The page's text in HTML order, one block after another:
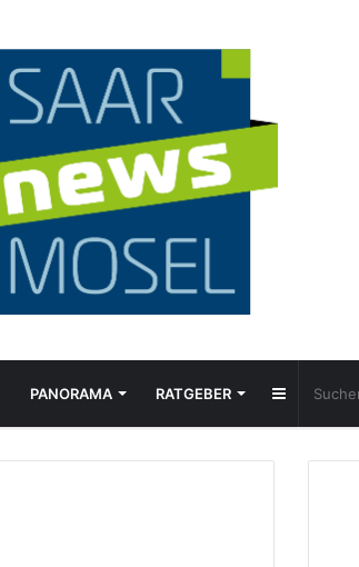
PANORAMA RATGEBER Sidebar